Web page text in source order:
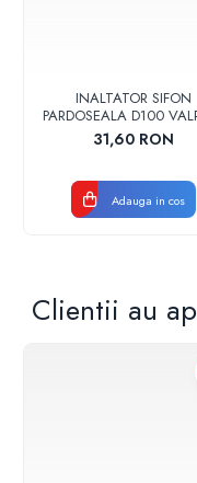
INALTATOR SIFON
PARDOSEALA D100
17001900004
31,60 RON
Adauga in cos
Clientii au